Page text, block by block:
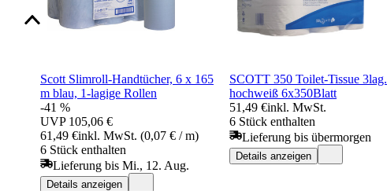
Scott Slimroll-Handtücher, 6 x 165
m blau, 1-lagige Rollen
-41 %
UVP 105,06 €
61,49 €inkl. MwSt. (0,07 € / m)
6 Stück enthalten
Lieferung bis Mi., 12. Aug.
Details anzeigen
SCOTT 350 Toilet-Tissue 3lag.
hochweiß 6x350Blatt
51,49 €inkl. MwSt.
6 Stück enthalten
Lieferung bis übermorgen
Details anzeigen